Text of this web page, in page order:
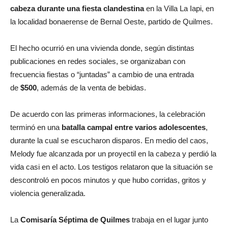
cabeza durante una fiesta clandestinaen la Villa La Iapi, en
la localidad bonaerense de Bernal Oeste, partido de Quilmes.
El hecho ocurrió en una vivienda donde, según distintas
publicaciones en redes sociales, se organizaban con
frecuencia fiestas o “juntadas” a cambio de una entrada
de $500, además de la venta de bebidas.
De acuerdo con las primeras informaciones, la celebración
terminó en una batalla campal entre varios adolescentes,
durante la cual se escucharon disparos. En medio del caos,
Melody fue alcanzada por un proyectil en la cabeza y perdió la
vida casi en el acto. Los testigos relataron que la situación se
descontroló en pocos minutos y que hubo corridas, gritos y
violencia generalizada.
La Comisaría Séptima de Quilmes trabaja en el lugar junto